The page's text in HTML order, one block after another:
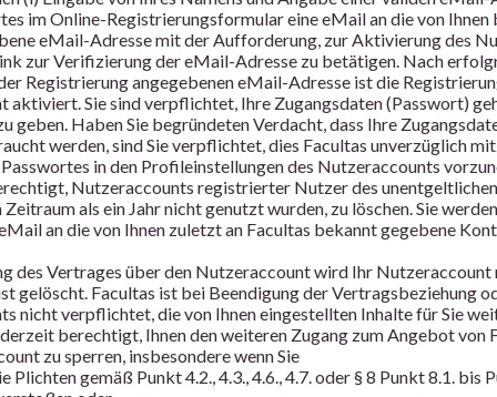
im Online-Registrierungsformular eine eMail an die von
eMail-Adresse mit der Aufforderung, zur Aktivierung des
zur Verifizierung der eMail-Adresse zu betätigen. Nach
Registrierung angegebenen eMail-Adresse ist die
aktiviert. Sie sind verpflichtet, Ihre Zugangsdaten (Passwort)
geben. Haben Sie begründeten Verdacht, dass Ihre
werden, sind Sie verpflichtet, dies Facultas unverzüglich
in den Profileinstellungen des Nutzeraccounts
Nutzeraccounts registrierter Nutzer des
Zeitraum als ein Jahr nicht genutzt wurden, zu löschen. Sie
an die von Ihnen zuletzt an Facultas bekannt gegebene
des Vertrages über den Nutzeraccount wird Ihr
gelöscht. Facultas ist bei Beendigung der Vertragsbeziehung
nicht verpflichtet, die von Ihnen eingestellten Inhalte für Sie
berechtigt, Ihnen den weiteren Zugang zum Angebot von
zu sperren, insbesondere wenn Sie
Plichten gemäß Punkt 4.2., 4.3., 4.6., 4.7. oder § 8 Punkt 8.1. bis